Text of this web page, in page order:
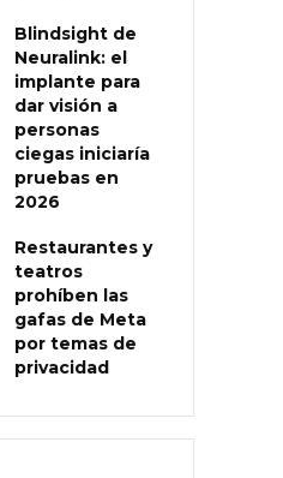
Blindsight de
Neuralink: el
implante para
dar visión a
personas
ciegas iniciaría
pruebas en
2026
Restaurantes y
teatros
prohíben las
gafas de Meta
por temas de
privacidad